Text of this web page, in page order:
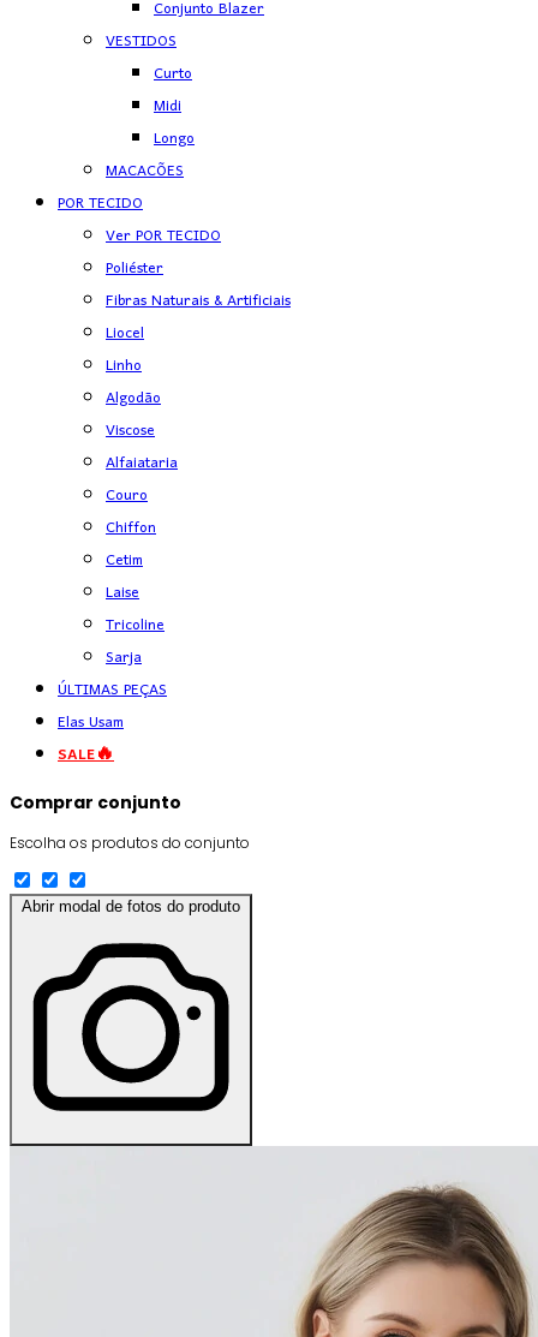
Conjunto Blazer
VESTIDOS
Curto
Midi
Longo
MACACÕES
POR TECIDO
Ver POR TECIDO
Poliéster
Fibras Naturais & Artificiais
Liocel
Linho
Algodão
Viscose
Alfaiataria
Couro
Chiffon
Cetim
Laise
Tricoline
Sarja
ÚLTIMAS PEÇAS
Elas Usam
SALE🔥
Comprar conjunto
Escolha os produtos do conjunto
Abrir modal de fotos do produto